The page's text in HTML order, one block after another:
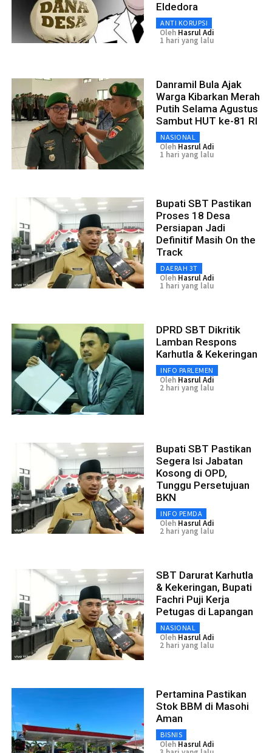
Eldedora
ANTI KORUPSI
Oleh Hasrul Adi
1 hari yang lalu
Danramil Bula Ajak
Warga Kibarkan Merah
Putih Selama Agustus
Sambut HUT ke-81 RI
NASIONAL
Oleh Hasrul Adi
1 hari yang lalu
Bupati SBT Pastikan
Proses 18 Desa
Persiapan Jadi
Definitif Masih On the
Track
DAERAH 3T
Oleh Hasrul Adi
1 hari yang lalu
DPRD SBT Dikritik
Lamban Respons
Karhutla & Kekeringan
INFO PARLEMEN
Oleh Hasrul Adi
2 hari yang lalu
Bupati SBT Pastikan
Segera Isi Jabatan
Kosong di OPD,
Tunggu Persetujuan
BKN
INFO PEMDA
Oleh Hasrul Adi
2 hari yang lalu
SBT Darurat Karhutla
& Kekeringan, Bupati
Fachri Puji Kerja
Petugas di Lapangan
NASIONAL
Oleh Hasrul Adi
2 hari yang lalu
Pertamina Pastikan
Stok BBM di Masohi
Aman
BISNIS
Oleh Hasrul Adi